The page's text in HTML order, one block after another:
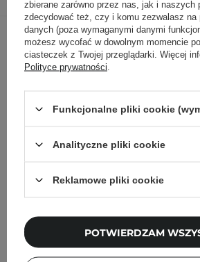
Inni klienci
zbierane zarówno przez nas, jak i naszych
zdecydować też, czy i komu zezwalasz na
danych (poza wymaganymi danymi
możesz wycofać w dowolnym momencie
ciasteczek z Twojej przeglądarki. Więcej
Polityce prywatności
Funkcjonalne pliki cookie
Analityczne pliki cookie
Reklamowe pliki cookie
POTWIERDZAM